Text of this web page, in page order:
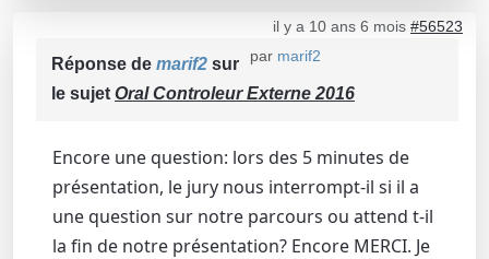
il y a 10 ans 6 mois #56523
par marif2
Réponse de marif2 sur
le sujet Oral Controleur Externe 2016
Encore une question: lors des 5 minutes de
présentation, le jury nous interrompt-il si il a
une question sur notre parcours ou attend t-il
la fin de notre présentation? Encore MERCI. Je